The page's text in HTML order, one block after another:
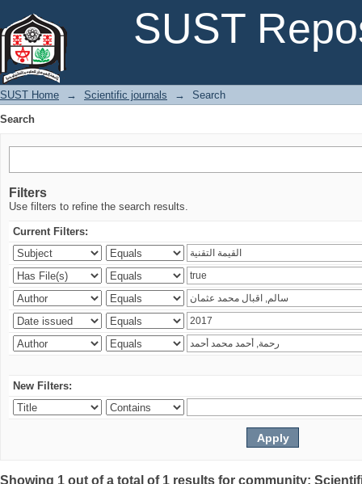
SUST
SUST Home → Scientific journals →
Search
Search
Filters
Use filters to refine the search results.
Current Filters:
New Filters:
Showing 1 out of a total of 1 results for community: